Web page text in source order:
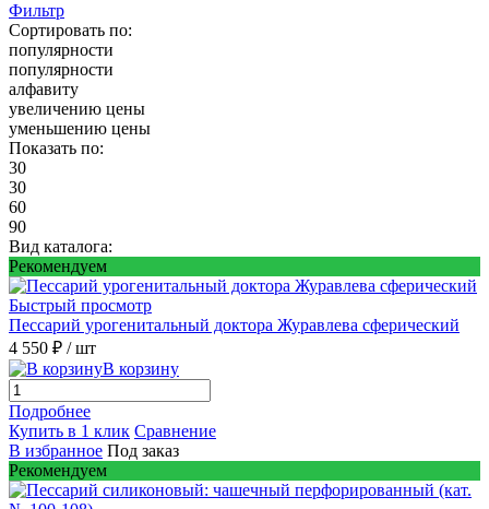
Фильтр
Сортировать по:
популярности
популярности
алфавиту
увеличению цены
уменьшению цены
Показать по:
30
30
60
90
Вид каталога:
Рекомендуем
Быстрый просмотр
Пессарий урогенитальный доктора Журавлева сферический
4 550 ₽ / шт
В корзину
Подробнее
Купить в 1 клик Сравнение
В избранное Под заказ
Рекомендуем